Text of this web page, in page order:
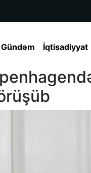
Gündəm İqtisadiyyat